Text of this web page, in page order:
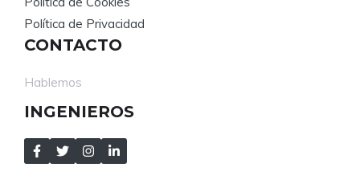
Política de Privacidad
CONTACTO
Hablemos
INGENIEROS